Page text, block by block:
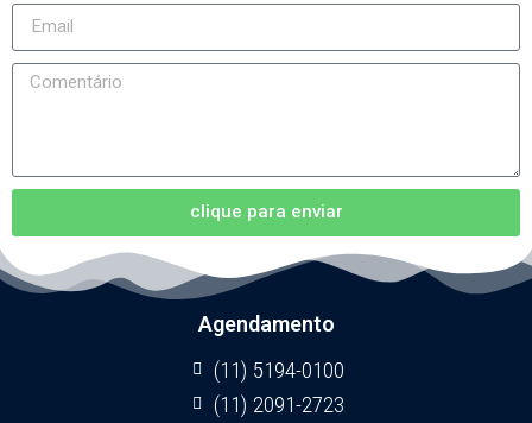
clique para enviar
Agendamento
(11) 5194-0100
(11) 2091-2723